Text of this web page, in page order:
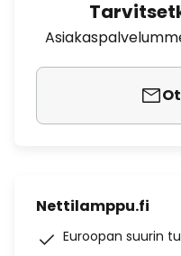
Nettilamppu.fi
Euroopan suurin